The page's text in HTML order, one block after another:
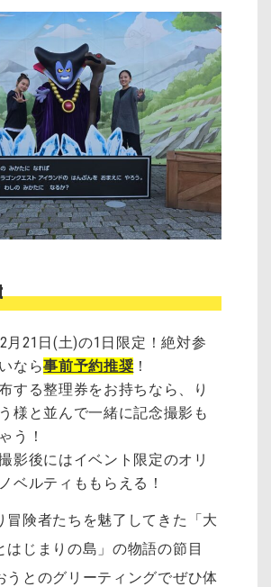
月21日(土)の1日限定！絶対参
なら事前予約推奨 ！
する整理券をお持ちなら、り
様と並んで一緒に記念撮影も
う！
影後にはイベント限定のオリ
ベルティももらえる！
冒険者たちを魅了してきた「大
はじまりの島」の物語の節目
うとのグリーティングでぜひ体